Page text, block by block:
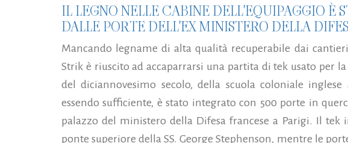
IL LEGNO NELLE CABINE DELL'EQUIPAGGIO È
DALLE PORTE DELL'EX MINISTERO DELLA
Mancando legname di alta qualità recuperabile dai cantieri
Strik è riuscito ad accaparrarsi una partita di tek usato per
del diciannovesimo secolo, della scuola coloniale
essendo sufficiente, è stato integrato con 500 porte in
palazzo del ministero della Difesa francese a Parigi. Il tek
ponte superiore della SS. George Stephenson, mentre le